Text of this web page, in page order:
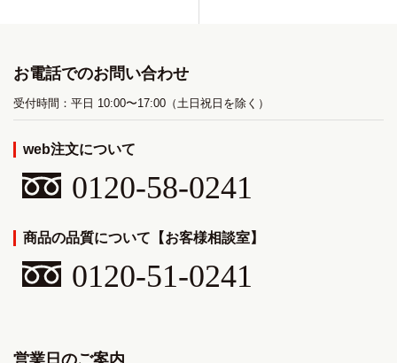
お電話でのお問い合わせ
受付時間：平日 10:00〜17:00（土日祝日を除く）
web注文について
0120-58-0241
商品の品質について【お客様相談室】
0120-51-0241
営業日のご案内